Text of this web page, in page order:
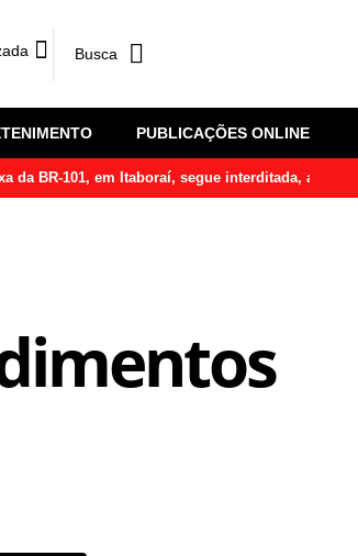
PUBLICAÇÕES ONLINE
da BR-101, em Itaboraí, segue interditada, após